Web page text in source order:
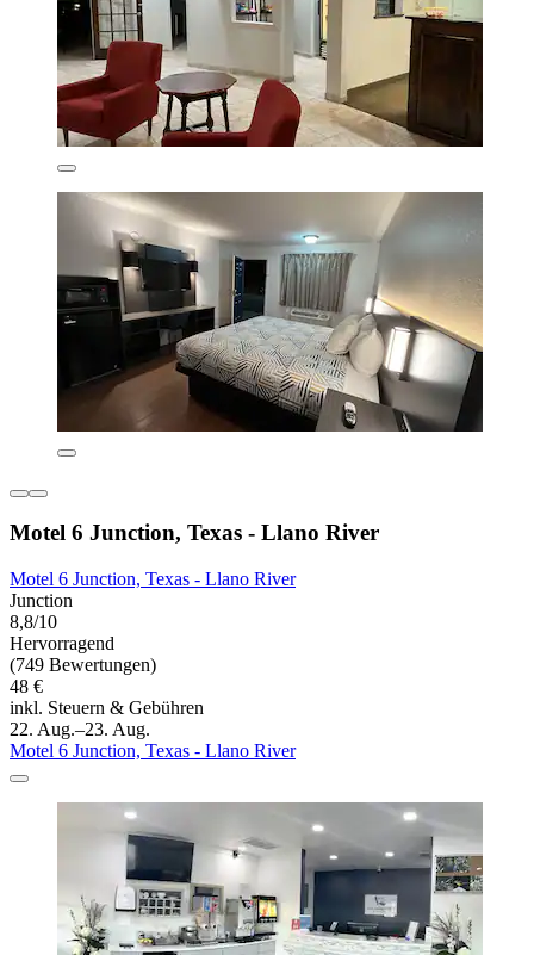
Motel 6 Junction, Texas - Llano River
Motel 6 Junction, Texas - Llano River
Junction
8,8/10
Hervorragend
(749 Bewertungen)
48 €
inkl. Steuern & Gebühren
22. Aug.–23. Aug.
Motel 6 Junction, Texas - Llano River